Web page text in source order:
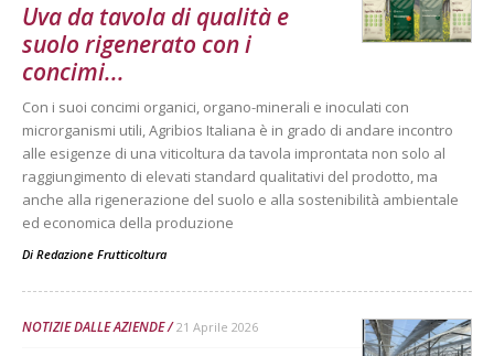
Uva da tavola di qualità e
suolo rigenerato con i
concimi...
Con i suoi concimi organici, organo-minerali e inoculati con
microrganismi utili, Agribios Italiana è in grado di andare incontro
alle esigenze di una viticoltura da tavola improntata non solo al
raggiungimento di elevati standard qualitativi del prodotto, ma
anche alla rigenerazione del suolo e alla sostenibilità ambientale
ed economica della produzione
Di Redazione Frutticoltura
NOTIZIE DALLE AZIENDE 21 Aprile 2026